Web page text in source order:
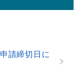
請締切日に